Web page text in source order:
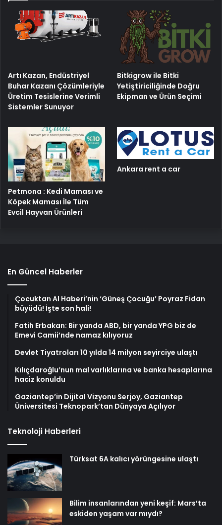
Artı Kazan, Endüstriyel
Buhar Kazanı Çözümleriyle
Üretim Tesislerine Verimli
Sistemler Sunuyor
Bitkigrow ile Bitki
Yetiştiriciliğinde Doğru
Ekipman ve Ürün Seçimi
Petmona : Kedi Maması ve
Köpek Maması İle Tüm
Evcil Hayvan Ürünleri
Ankara rent a car
En Güncel Haberler
Çocuktan Al Haberi’nin ‘Güneş Çocuğu’ Poyraz Fidan
büyüdü! İşte son hali!
Fatih Erbakan: Bir yanda ABD, bir yanda YPG biz de
Emevi Camii’nde namaz kılıyoruz
Devlet Tiyatroları 10 yılda 14 milyon seyirciye ulaştı
Kılıçdaroğlu’nun mal varlıklarına ve banka hesaplarına
haciz konuldu
Gaziantep’in Dijital Vizyonu Serjoy, Gaziantep
Üniversitesi Teknopark’tan Dünyaya Açılıyor
Teknoloji Haberleri
Türksat 6A kalıcı yörüngesine ulaştı
Bilim insanlarından yeni keşif: Mars’ta
eskiden yaşam var mıydı?